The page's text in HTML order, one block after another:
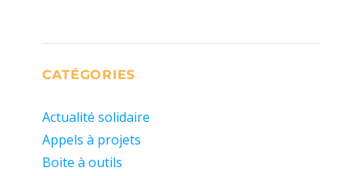
CATÉGORIES
Actualité solidaire
Appels à projets
Boite à outils